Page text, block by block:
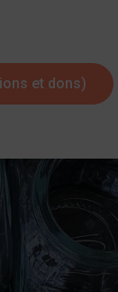
et dons)